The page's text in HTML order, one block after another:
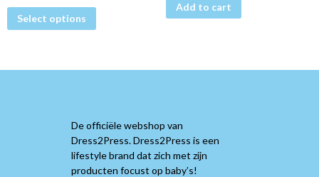
Select options
Add to cart
De officiële webshop van
Dress2Press. Dress2Press is een
lifestyle brand dat zich met zijn
producten focust op baby’s!